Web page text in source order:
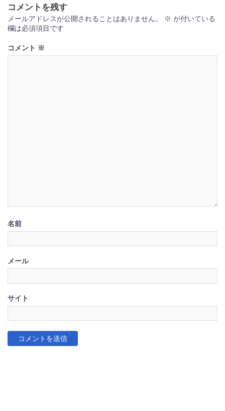
ゲ
ー
シ
ョ
コメントを残す
メールアドレスが公開されることはありません。 ※ が付いている
欄は必須項目です
コメント ※
名前
メール
サイト